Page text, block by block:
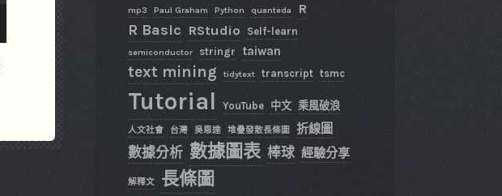
mp3 Paul Graham Python quanteda R
R Basic RStudio Self-learn
semiconductor stringr taiwan
text mining tidytext transcript tsmc
Tutorial YouTube 中文 乘風破浪
人文社會 台灣 吳恩達 堆疊發散長條圖 折線圖
數據分析 數據圖表 棒球 經驗分享
解釋文 長條圖